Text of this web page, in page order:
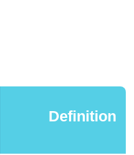
Definition